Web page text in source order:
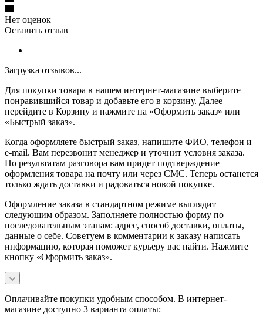
Нет оценок
Оставить отзыв
Загрузка отзывов...
Для покупки товара в нашем интернет-магазине выберите
понравившийся товар и добавьте его в корзину. Далее
перейдите в Корзину и нажмите на «Оформить заказ» или
«Быстрый заказ».
Когда оформляете быстрый заказ, напишите ФИО, телефон и
e-mail. Вам перезвонит менеджер и уточнит условия заказа.
По результатам разговора вам придет подтверждение
оформления товара на почту или через СМС. Теперь останется
только ждать доставки и радоваться новой покупке.
Оформление заказа в стандартном режиме выглядит
следующим образом. Заполняете полностью форму по
последовательным этапам: адрес, способ доставки, оплаты,
данные о себе. Советуем в комментарии к заказу написать
информацию, которая поможет курьеру вас найти. Нажмите
кнопку «Оформить заказ».
Оплачивайте покупки удобным способом. В интернет-
магазине доступно 3 варианта оплаты: